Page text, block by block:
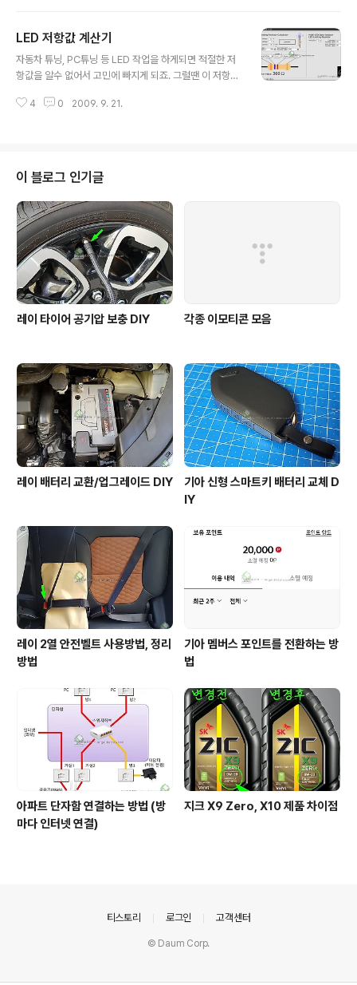
다.
LED 저항값 계산기
자동차 튜닝, PC튜닝 등 LED 작업을 하게되면 적절한 저
항값을 알수 없어서 고민에 빠지게 되죠. 그럴땐 이 저항값
하면 아래와 같은 화면이 뜹니다. Supply Voltage : 전원
산 결과가 표시됩니다. LED의 Vf와 If는 스펙에 표기되어
있으니 그거보고 적어주면 됩니다. (TYP권장, MIN~MA
X사이) 왼쪽의 저항은 계산된 저항값이고, 오른쪽의 저항
은 실제 존재하는 표준 저항값입니다. 이 값의 저항으로 구
매하시면 됩니다. 그아래엔 참고삼아 색띠가..
4 0 2009. 9. 21.
이 블로그 인기글
레이 타이어 공기압 보충 DIY 각종 이모티콘 모음
레이 배터리 교환/업그레이드 DIY
기아 신형 스마트키 배터리 교체 D
IY
레이 2열 안전벨트 사용방법, 정리
방법
기아 멤버스 포인트를 전환하는 방
법
아파트 단자함 연결하는 방법 (방
마다 인터넷 연결)
지크 X9 Zero, X10 제품 차이점
티스토리 로그인 고객센터
© Daum Corp.